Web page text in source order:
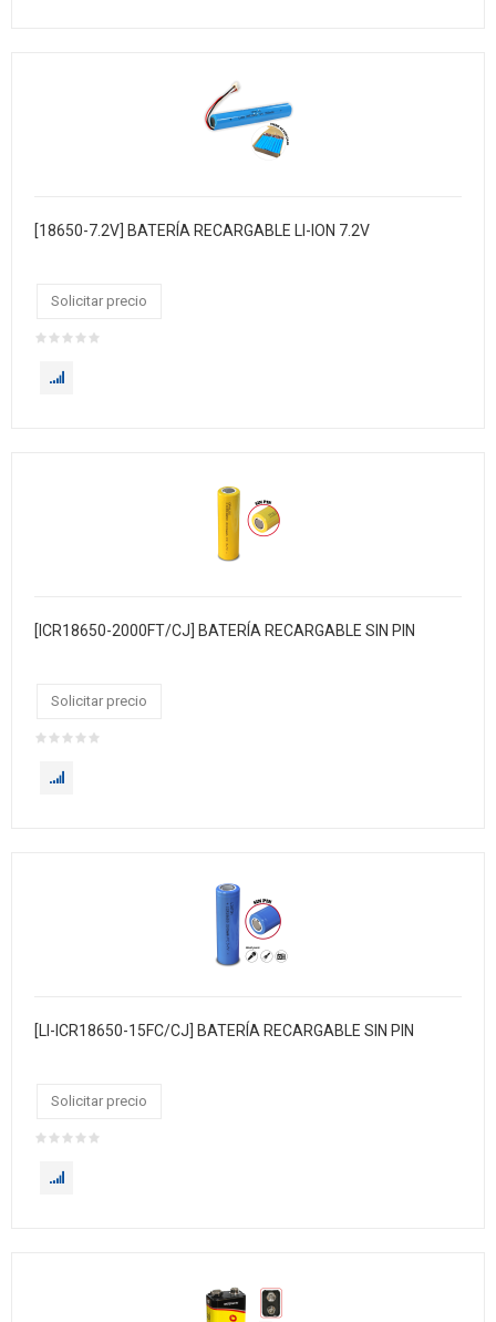
[18650-7.2V] BATERÍA RECARGABLE LI-ION 7.2V
Solicitar precio
[ICR18650-2000FT/CJ] BATERÍA RECARGABLE SIN PIN
Solicitar precio
[LI-ICR18650-15FC/CJ] BATERÍA RECARGABLE SIN PIN
Solicitar precio